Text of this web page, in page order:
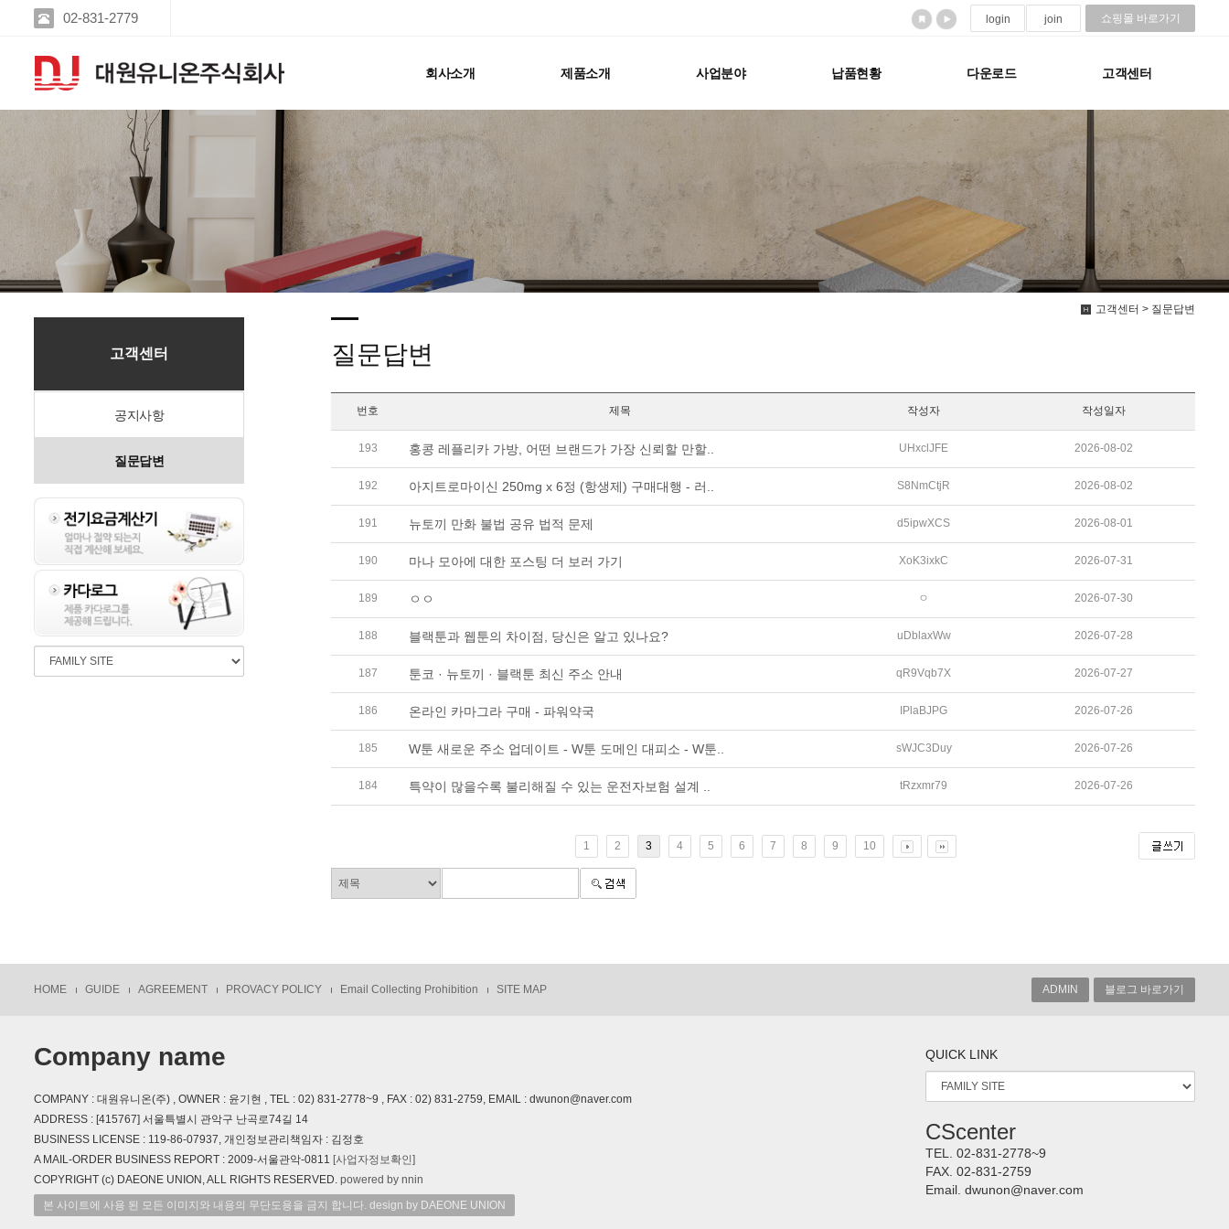
02-831-2779 login join 쇼핑몰 바로가기
회사소개 제품소개 사업분야 납품현황 다운로드 고객센터
고객센터 > 질문답변
고객센터
공지사항
질문답변
질문답변
번호 제목 작성자 작성일자
193 홍콩 레플리카 가방, 어떤 브랜드가 가장 신뢰할 만할.. UHxclJFE 2026-08-02
192 아지트로마이신 250mg x 6정 (항생제) 구매대행 - 러.. S8NmCtjR 2026-08-02
191 뉴토끼 만화 불법 공유 법적 문제 d5ipwXCS 2026-08-01
190 마나 모아에 대한 포스팅 더 보러 가기 XoK3ixkC 2026-07-31
189 ㅇㅇ ㅇ 2026-07-30
188 블랙툰과 웹툰의 차이점, 당신은 알고 있나요? uDblaxWw 2026-07-28
187 툰코 · 뉴토끼 · 블랙툰 최신 주소 안내 qR9Vqb7X 2026-07-27
186 온라인 카마그라 구매 - 파워약국 IPlaBJPG 2026-07-26
185 W툰 새로운 주소 업데이트 - W툰 도메인 대피소 - W툰.. sWJC3Duy 2026-07-26
184 특약이 많을수록 불리해질 수 있는 운전자보험 설계 .. tRzxmr79 2026-07-26
1 2 3 4 5 6 7 8 9 10
HOME GUIDE AGREEMENT PROVACY POLICY Email Collecting Prohibition SITE MAP ADMIN 블로그 바로가기
Company name
COMPANY : 대원유니온(주) , OWNER : 윤기현 , TEL : 02) 831-2778~9 , FAX : 02) 831-2759, EMAIL : dwunon@naver.com
ADDRESS : [415767] 서울특별시 관악구 난곡로74길 14
BUSINESS LICENSE : 119-86-07937, 개인정보관리책임자 : 김정호
A MAIL-ORDER BUSINESS REPORT : 2009-서울관악-0811 [사업자정보확인]
COPYRIGHT (c) DAEONE UNION, ALL RIGHTS RESERVED. powered by nnin
본 사이트에 사용 된 모든 이미지와 내용의 무단도용을 금지 합니다. design by DAEONE UNION
QUICK LINK
CScenter
TEL.
02-831-2778~9
FAX. 02-831-2759
Email. dwunon@naver.com